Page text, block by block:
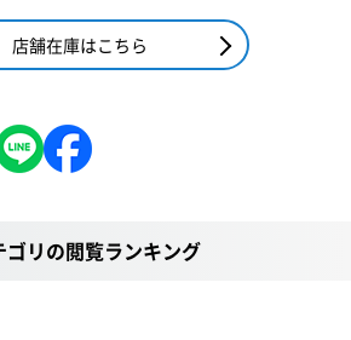
店舗在庫はこちら
リの閲覧ランキング